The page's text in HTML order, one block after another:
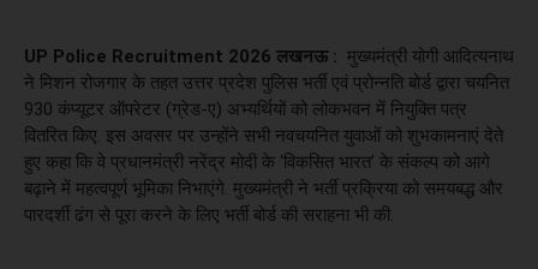
UP Police Recruitment 2026 लखनऊ : मुख्यमंत्री योगी आदित्यनाथ
ने मिशन रोजगार के तहत उत्तर प्रदेश पुलिस भर्ती एवं प्रोन्नति बोर्ड द्वारा चयनित
930 कंप्यूटर ऑपरेटर (ग्रेड-ए) अभ्यर्थियों को लोकभवन में नियुक्ति पत्र
वितरित किए. इस अवसर पर उन्होंने सभी नवचयनित युवाओं को शुभकामनाएं देते
हुए कहा कि वे प्रधानमंत्री नरेंद्र मोदी के ‘विकसित भारत’ के संकल्प को आगे
बढ़ाने में महत्वपूर्ण भूमिका निभाएंगे. मुख्यमंत्री ने भर्ती प्रक्रिया को समयबद्ध और
पारदर्शी ढंग से पूरा करने के लिए भर्ती बोर्ड की सराहना भी की.